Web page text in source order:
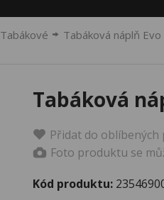
Tabákové Tabáková náplň
Tabáková
Přidat do
Foto produktu se
Kód produktu: